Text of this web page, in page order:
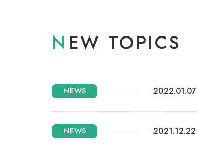
NEW TOPICS
NEWS 2022.01.07
NEWS 2021.12.22